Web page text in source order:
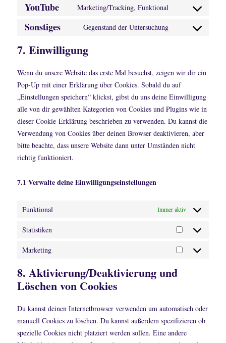
wordpress
YouTube Marketing/Tracking, Funktional
Consent
Sonstiges Gegenstand der Untersuchung
Consent
sonstiges
7. Einwilligung
Wenn du unsere Website das erste Mal besuchst, zeigen wir dir ein
Pop-Up mit einer Erklärung über Cookies. Sobald du auf
„Einstellungen speichern“ klickst, gibst du uns deine Einwilligung
alle von dir gewählten Kategorien von Cookies und Plugins wie in
dieser Cookie-Erklärung beschrieben zu verwenden. Du kannst die
Verwendung von Cookies über deinen Browser deaktivieren, aber
bitte beachte, dass unsere Website dann unter Umständen nicht
richtig funktioniert.
7.1 Verwalte deine Einwilligungseinstellungen
Funktional Immer aktiv
Statistiken
Statistiken
Marketing
Marketing
8. Aktivierung/Deaktivierung und
Löschen von Cookies
Du kannst deinen Internetbrowser verwenden um automatisch oder
manuell Cookies zu löschen. Du kannst außerdem spezifizieren ob
spezielle Cookies nicht platziert werden sollen. Eine andere